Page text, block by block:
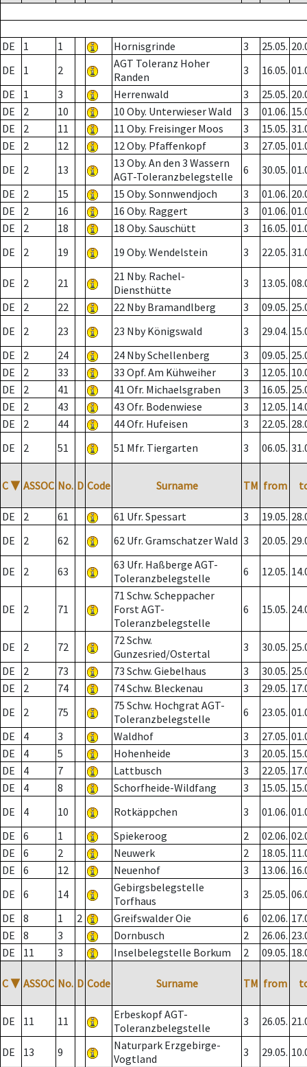
DE 1 1 Hornisgrinde 3 25.05.
DE
1 2
AGT Toleranz Hoher
Randen
3 16.05.
DE
1 3 Herrenwald 3 25.05.
DE
2 10 10 Oby. Unterwieser Wald 3 01.06.
DE
2 11 11 Oby. Freisinger Moos 3 15.05.
DE
2 12 12 Oby. Pfaffenkopf 3 27.05.
DE
2 13
13 Oby. An den 3 Wassern
AGT-Toleranzbelegstelle
6 30.05.
DE
2 15 15 Oby. Sonnwendjoch 3 01.06.
DE
2 16 16 Oby. Raggert 3 01.06.
DE
2 18 18 Oby. Sauschütt 3 16.05.
DE
2 19 19 Oby. Wendelstein 3 22.05.
DE 2 21
21 Nby. Rachel-
Diensthütte
3 13.05.
DE
2 22 22 Nby Bramandlberg 3 09.05.
DE
2 23 23 Nby Königswald 3 29.04.
DE
2 24 24 Nby Schellenberg 3 09.05.
DE
2 33 33 Opf. Am Kühweiher 3 12.05.
DE
2 41 41 Ofr. Michaelsgraben 3 16.05.
DE
2 43 43 Ofr. Bodenwiese 3 12.05.
DE
2 44 44 Ofr. Hufeisen 3 22.05.
DE
2 51 51 Mfr. Tiergarten 3 06.05.
C ▼ ASSOC No. D Code Surname TM from
DE 2 61 61 Ufr. Spessart 3 19.05.
DE
2 62 62 Ufr. Gramschatzer Wald 3 20.05.
DE 2 63
63 Ufr. Haßberge AGT-
Toleranzbelegstelle
6 12.05.
DE 2 71
71 Schw. Scheppacher
Forst AGT-
Toleranzbelegstelle
6 15.05.
DE 2 72
72 Schw.
Gunzesried/Ostertal
3 30.05.
DE
2 73 73 Schw. Giebelhaus 3 30.05.
DE
2 74 74 Schw. Bleckenau 3 29.05.
DE
2 75
75 Schw. Hochgrat AGT-
Toleranzbelegstelle
6 23.05.
DE
4 3 Waldhof 3 27.05.
DE
4 5 Hohenheide 3 20.05.
DE
4 7 Lattbusch 3 22.05.
DE
4 8 Schorfheide-Wildfang 3 15.05.
DE
4 10 Rotkäppchen 3 01.06.
DE
6 1 Spiekeroog 2 02.06.
DE
6 2 Neuwerk 2 18.05.
DE
6 12 Neuenhof 3 13.06.
DE
6 14
Gebirgsbelegstelle
Torfhaus
3 25.05.
DE
8 1 2 Greifswalder Oie 6 02.06.
DE
8 3 Dornbusch 2 26.06.
DE
11 3 Inselbelegstelle Borkum 2 09.05.
C ▼ ASSOC No. D Code Surname TM from
DE 11 11
Erbeskopf AGT-
Toleranzbelegstelle
3 26.05.
DE 13 9
Naturpark Erzgebirge-
Vogtland
3 29.05.